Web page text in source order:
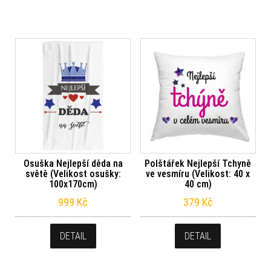
Osuška Nejlepší děda na
světě (Velikost osušky:
100x170cm)
999 Kč
DETAIL
Polštářek Nejlepší Tchyně
ve vesmíru (Velikost: 40 x
40 cm)
379 Kč
DETAIL